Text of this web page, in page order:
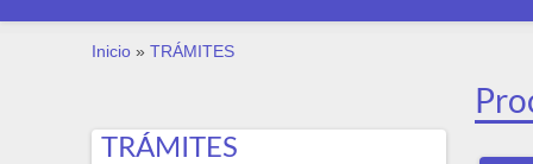
USTED ESTÁ AQUÍ
Inicio » TRÁMITES
TRÁMITES